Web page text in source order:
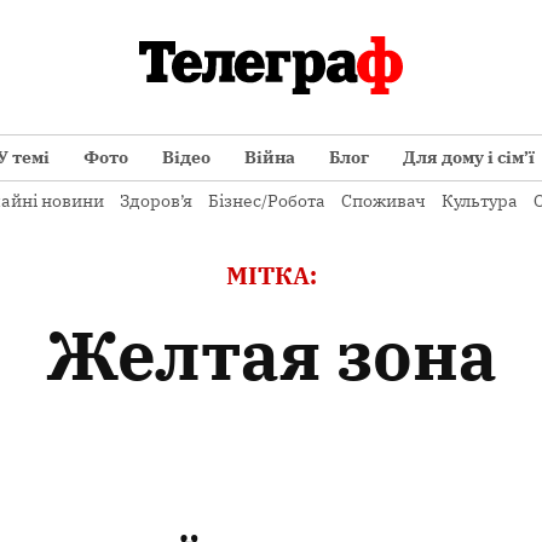
темі Фото Відео Війна Блог Для дому і сім’ї
новини Здоров’я Бізнес/Робота Споживач Культура
МІТКА:
желтая зона